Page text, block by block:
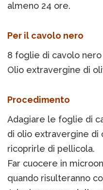
almeno 24 ore.
Per il cavolo nero
8 foglie di cavolo
Olio extravergine di
Procedimento
Adagiare le foglie di
di olio extravergine di
ricoprirle di pellicola.
Far cuocere in
quando risulteranno